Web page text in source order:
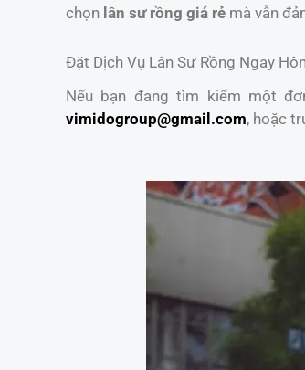
chọn lân sư rồng giá rẻ mà vẫn
Đặt Dịch Vụ Lân Sư Rồng Ngay
Nếu bạn đang tìm kiếm một
vimidogroup@gmail.com, hoặc